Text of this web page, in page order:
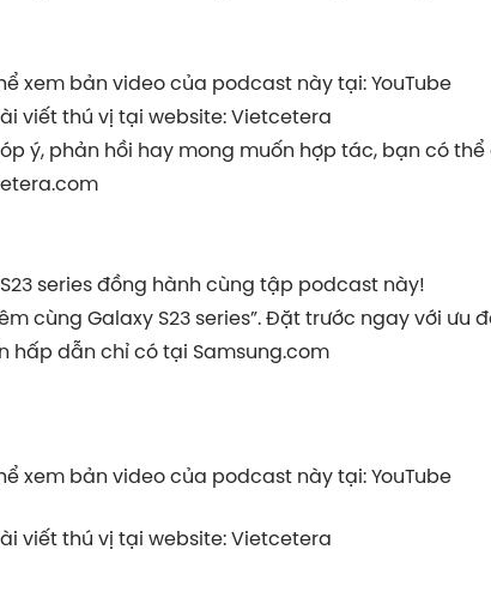
xem bản video của podcast này tại: YouTube
viết thú vị tại website: Vietcetera
ý, phản hồi hay mong muốn hợp tác, bạn có
series đồng hành cùng tập podcast này!
cùng Galaxy S23 series”. Đặt trước ngay với ưu
hấp dẫn chỉ có tại Samsung.com
xem bản video của podcast này tại: YouTube
viết thú vị tại website: Vietcetera